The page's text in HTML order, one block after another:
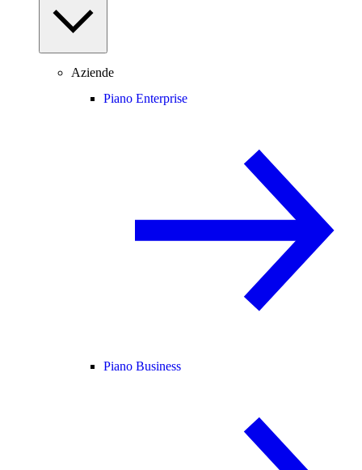
Aziende
Piano Enterprise
Piano Business